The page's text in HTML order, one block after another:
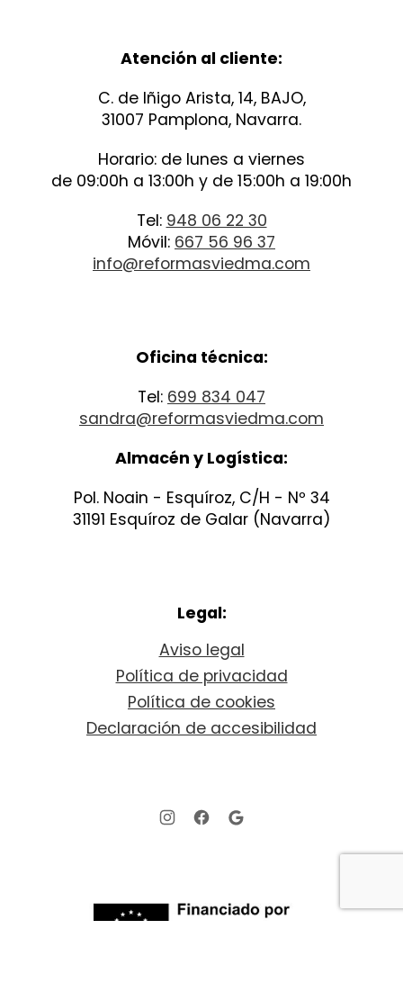
Atención al cliente:
C. de Iñigo Arista, 14, BAJO,
31007 Pamplona, Navarra.
Horario: de lunes a viernes
de 09:00h a 13:00h y de 15:00h a 19:00h
Tel: 948 06 22 30
Móvil: 667 56 96 37
info@reformasviedma.com
Oficina técnica:
Tel: 699 834 047
sandra@reformasviedma.com
Almacén y Logística:
Pol. Noain - Esquíroz, C/H - Nº 34
31191 Esquíroz de Galar (Navarra)
Legal:
Aviso legal
Política de privacidad
Política de cookies
Declaración de accesibilidad
New Window
New Window
New Window